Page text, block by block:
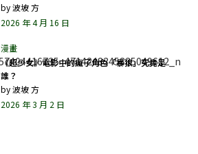
by波坡 方
2026 年 4 月 16 日
《超少女》電影中的瘋子角色「暴狼」究竟是
誰？
by波坡 方
2026 年 3 月 2 日